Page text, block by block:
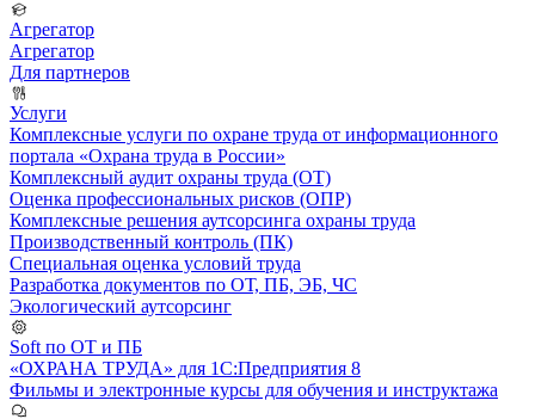
Агрегатор
Агрегатор
Для партнеров
Услуги
Комплексные услуги по охране труда от информационного
портала «Охрана труда в России»
Комплексный аудит охраны труда (ОТ)
Оценка профессиональных рисков (ОПР)
Комплексные решения аутсорсинга охраны труда
Производственный контроль (ПК)
Специальная оценка условий труда
Разработка документов по ОТ, ПБ, ЭБ, ЧС
Экологический аутсорсинг
Soft по ОТ и ПБ
«ОХРАНА ТРУДА» для 1С:Предприятия 8
Фильмы и электронные курсы для обучения и инструктажа